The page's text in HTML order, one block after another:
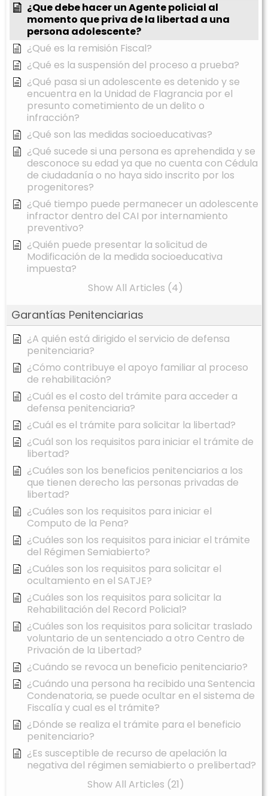
¿Que debe hacer un Agente policial al
momento que priva de la libertad a una
persona adolescente?
¿Qué es la remisión Fiscal?
¿Qué es la suspensión del proceso a prueba?
¿Qué pasa si un adolescente es detenido y se
encuentra en la Unidad de Flagrancia por el
presunto cometimiento de un delito o
infracción?
¿Qué son las medidas socioeducativas?
¿Qué sucede si una persona es aprehendida y se
desconoce su edad ya que no cuenta con Cédula
de ciudadanía o no haya sido inscrito por los
progenitores?
¿Qué tiempo puede permanecer un adolescente
infractor dentro del CAI por internamiento
preventivo?
¿Quién puede presentar la solicitud de
Modificación de la medida socioeducativa
impuesta?
Show All Articles (4)
Garantías Penitenciarias
¿A quién está dirigido el servicio de defensa
penitenciaria?
¿Cómo contribuye el apoyo familiar al proceso
de rehabilitación?
¿Cuál es el costo del trámite para acceder a
defensa penitenciaria?
¿Cuál es el trámite para solicitar la libertad?
¿Cuál son los requisitos para iniciar el trámite de
libertad?
¿Cuáles son los beneficios penitenciarios a los
que tienen derecho las personas privadas de
libertad?
¿Cuáles son los requisitos para iniciar el
Computo de la Pena?
¿Cuáles son los requisitos para iniciar el trámite
del Régimen Semiabierto?
¿Cuáles son los requisitos para solicitar el
ocultamiento en el SATJE?
¿Cuáles son los requisitos para solicitar la
Rehabilitación del Record Policial?
¿Cuáles son los requisitos para solicitar traslado
voluntario de un sentenciado a otro Centro de
Privación de la Libertad?
¿Cuándo se revoca un beneficio penitenciario?
¿Cuándo una persona ha recibido una Sentencia
Condenatoria, se puede ocultar en el sistema de
Fiscalía y cual es el trámite?
¿Dónde se realiza el trámite para el beneficio
penitenciario?
¿Es susceptible de recurso de apelación la
negativa del régimen semiabierto o prelibertad?
Show All Articles (21)